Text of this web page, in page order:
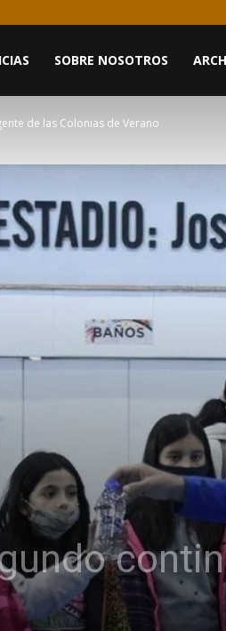
SOBRE NOSOTROS
de las Colonias de Verano